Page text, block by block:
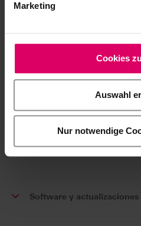
Marketing
Cookies
Auswahl
Nur notwendige
Folleto de concepto
Software y